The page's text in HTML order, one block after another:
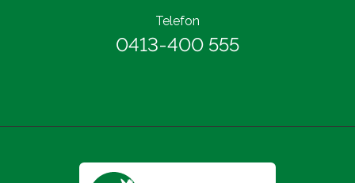
Telefon
0413-400 555